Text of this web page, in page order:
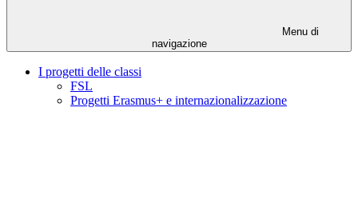
Menu di
navigazione
I progetti delle classi
FSL
Progetti Erasmus+ e internazionalizzazione